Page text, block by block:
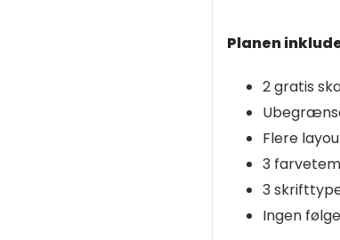
Planen
2 gratis
Flere
3
3
Ingen